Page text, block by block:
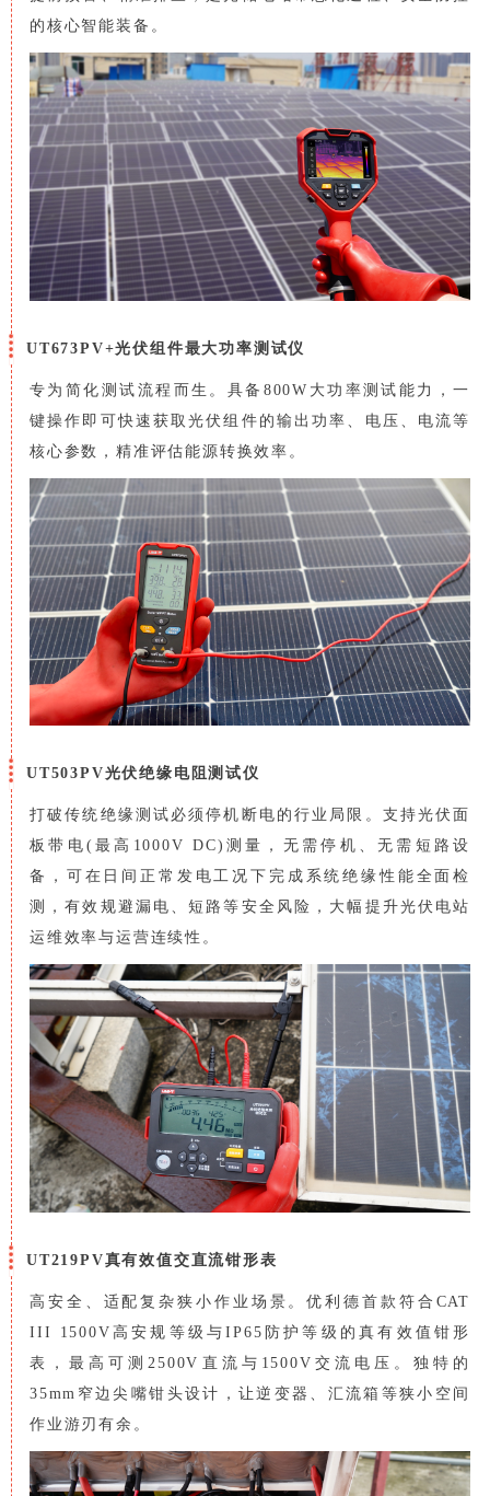
的核心智能装备。
UT673PV+光伏组件最大功率测试仪
专为简化测试流程而生。具备800W大功率测试能力，一
键操作即可快速获取光伏组件的输出功率、电压、电流等
核心参数，精准评估能源转换效率。
UT503PV光伏绝缘电阻测试仪
打破传统绝缘测试必须停机断电的行业局限。支持光伏面
板带电(最高1000V DC)测量，无需停机、无需短路设
备，可在日间正常发电工况下完成系统绝缘性能全面检
测，有效规避漏电、短路等安全风险，大幅提升光伏电站
运维效率与运营连续性。
UT219PV真有效值交直流钳形表
高安全、适配复杂狭小作业场景。优利德首款符合CAT
III 1500V高安规等级与IP65防护等级的真有效值钳形
表，最高可测2500V直流与1500V交流电压。独特的
35mm窄边尖嘴钳头设计，让逆变器、汇流箱等狭小空间
作业游刃有余。